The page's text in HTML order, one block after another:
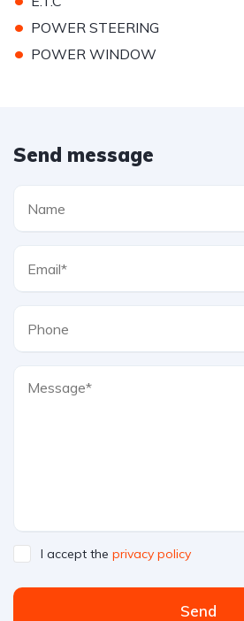
• POWER STEERING
• POWER WINDOW
Send message
I accept the privacy policy
Send